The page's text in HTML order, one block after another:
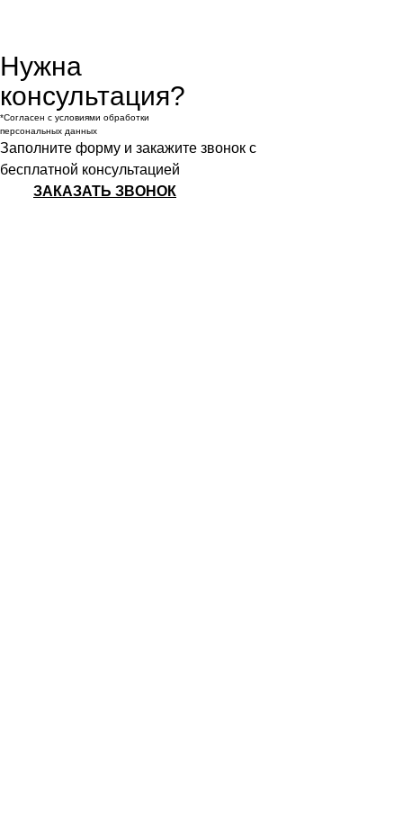
Нужна
консультация?
*Согласен с условиями обработки
персональных данных
Заполните форму и закажите звонок с
бесплатной консультацией
ЗАКАЗАТЬ ЗВОНОК